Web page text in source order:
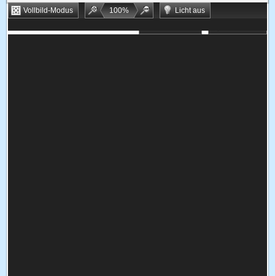
Vollbild-Modus 100%
Licht aus